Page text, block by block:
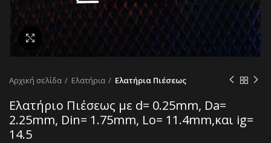
Κάντε κλικ για μεγέθυνση
Αρχική σελίδα Ελατήρια Ελατήρια Πιέσεως
Ελατήριο Πιέσεως με d= 0.25mm, Da=
2.25mm, Din= 1.75mm, Lo= 11.4mm,και ig=
14.5